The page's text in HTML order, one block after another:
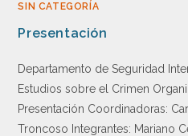
SIN CATEGORÍA
Presentación
Departamento de Seguridad
Estudios sobre el Crimen
Presentación Coordinadoras:
Troncoso Integrantes: Mariano